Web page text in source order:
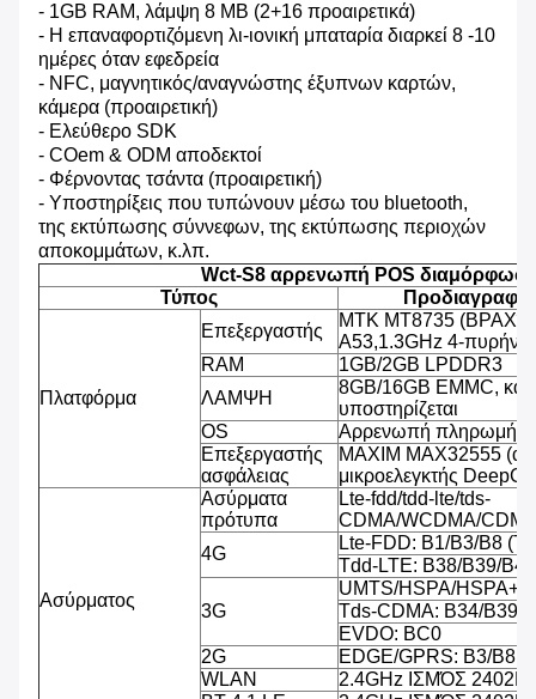
- 1GB RAM, λάμψη 8 ΜΒ (2+16 προαιρετικά)
- Η επαναφορτιζόμενη λι-ιονική μπαταρία διαρκεί 8 -10
ημέρες όταν εφεδρεία
- NFC, μαγνητικός/αναγνώστης έξυπνων καρτών,
κάμερα (προαιρετική)
- Ελεύθερο SDK
- COem & ODM αποδεκτοί
- Φέρνοντας τσάντα (προαιρετική)
- Υποστηρίξεις που τυπώνουν μέσω του bluetooth,
της εκτύπωσης σύννεφων, της εκτύπωσης περιοχών
αποκομμάτων, κ.λπ.
Wct-S8 αρρενωπή POS
Τύπος
Προδιαγραφή
Πλατφόρμα
Επεξεργαστής
MTK MT8735
A53,1.3GHz 4-
RAM
1GB/2GB LPDDR3
ΛΑΜΨΗ
8GB/16GB EMMC,
υποστηρίζεται
OS
Αρρενωπή πληρωμή
Επεξεργαστής
ασφάλειας
MAXIM MAX32555
μικροελεγκτής
Ασύρματος
Ασύρματα
πρότυπα
Lte-fdd/tdd-lte/tds-
CDMA/WCDMA/
4G
Lte-FDD: B1/B3/B8
Tdd-LTE: B38/B39/
3G
UMTS/HSPA/HSPA+/
Tds-CDMA: B34/B39
EVDO: BC0
2G
EDGE/GPRS: B3/B8
WLAN
2.4GHz ΙΣΜΌΣ